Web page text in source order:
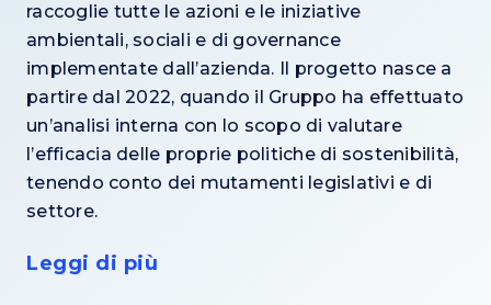
raccoglie tutte le azioni e le iniziative
ambientali, sociali e di governance
implementate dall’azienda. Il progetto nasce a
partire dal 2022, quando il Gruppo ha effettuato
un’analisi interna con lo scopo di valutare
l’efficacia delle proprie politiche di sostenibilità,
tenendo conto dei mutamenti legislativi e di
settore.
Leggi di più